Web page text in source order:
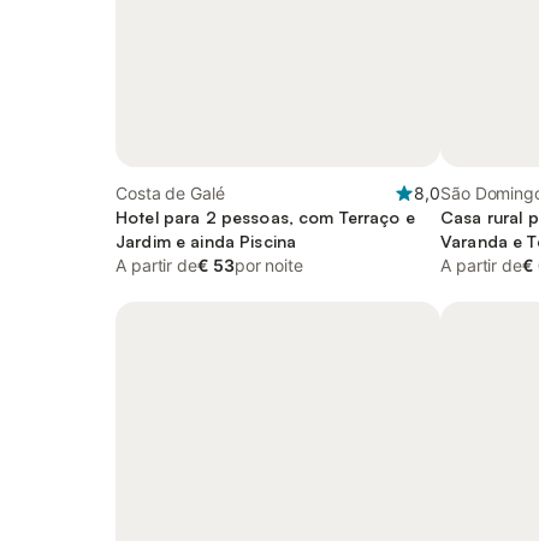
Costa de Galé
8,0
Hotel para 2 pessoas, com Terraço e
Jardim e ainda Piscina
A partir de€ 53por noite
São
Alentejo
Casa rural
Varanda e
Piscina
A partir de€